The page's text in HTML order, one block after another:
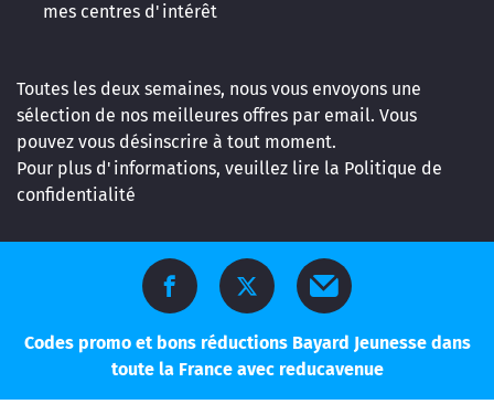
mes centres d'intérêt
Toutes les deux semaines, nous vous envoyons une
sélection de nos meilleures offres par email. Vous
pouvez vous désinscrire à tout moment.
Pour plus d'informations, veuillez lire la Politique de
confidentialité
Codes promo et bons réductions Bayard Jeunesse dans
toute la France avec reducavenue